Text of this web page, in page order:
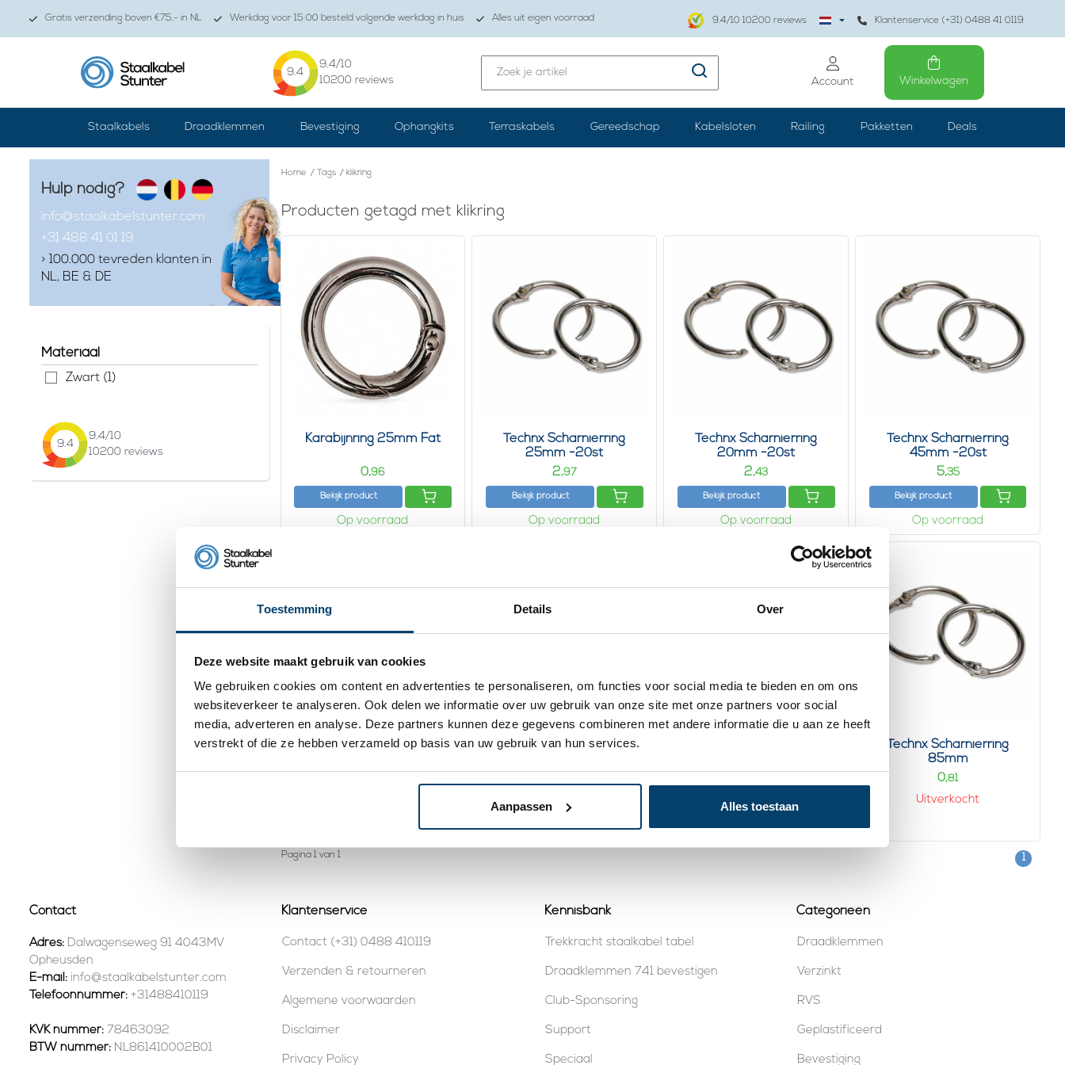
Toestemming Details Over
Deze website maakt gebruik van cookies
We gebruiken cookies om content en advertenties te personaliseren, om functies voor social media te bieden en om ons
websiteverkeer te analyseren. Ook delen we informatie over uw gebruik van onze site met onze partners voor social
media, adverteren en analyse. Deze partners kunnen deze gegevens combineren met andere informatie die u aan ze heeft
verstrekt of die ze hebben verzameld op basis van uw gebruik van hun services.
Aanpassen Alles toestaan
Gratis verzending boven €75,- in NL Werkdag voor 15:00 besteld volgende werkdag in huis Alles uit eigen voorraad 9.4/10 10200 reviews Klantenservice (+31) 0488 41 0119
9.4
9.4/10
10200 reviews Account Winkelwagen
Staalkabels Draadklemmen Bevestiging Ophangkits Terraskabels Gereedschap Kabelsloten Railing Pakketten Deals
Hulp nodig?
info@staalkabelstunter.com
+31 488 41 01 19
> 100.000 tevreden klanten in
NL, BE & DE
Materiaal
Zwart (1)
9.4
9.4/10
10200 reviews
Home / Tags / klikring
Producten getagd met klikring
Karabijnring 25mm Fat
0,96
Bekijk product
Op voorraad
Technx Scharnierring
25mm -20st
2,97
Bekijk product
Op voorraad
Technx Scharnierring
20mm -20st
2,43
Bekijk product
Op voorraad
Technx Scharnierring
45mm -20st
5,35
Bekijk product
Op voorraad
Technx Scharnierring
Technx Scharnierring
Bekijk product
Op voorraad
Bekijk product
Op voorraad
Technx Scharnierring
85mm
0,81
Uitverkocht
Pagina 1 van 1 1
Contact
Adres: Dalwagenseweg 91 4043MV
Opheusden
E-mail: info@staalkabelstunter.com
Telefoonnummer: +31488410119
KVK nummer: 78463092
BTW nummer: NL861410002B01
Klantenservice
Contact (+31) 0488 410119
Verzenden & retourneren
Algemene voorwaarden
Disclaimer
Privacy Policy
Kennisbank
Trekkracht staalkabel tabel
Draadklemmen 741 bevestigen
Club-Sponsoring
Support
Speciaal
Categorieën
Draadklemmen
Verzinkt
RVS
Geplastificeerd
Bevestiging